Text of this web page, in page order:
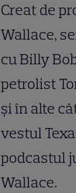
Creat de
Wallace,
cu Billy
petrolist
și în alte
vestul
podcastul
Wallace.